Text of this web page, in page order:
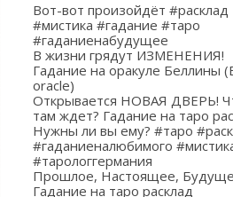
Вот-вот произойдёт #расклад
#мистика #гадание #таро
#гаданиенабудущее
В жизни грядут ИЗМЕНЕНИЯ!
Гадание на оракуле Беллины
oracle)
Открывается НОВАЯ ДВЕРЬ!
там ждет? Гадание на таро
Нужны ли вы ему? #таро
#гаданиеналюбимого
#тарологгермания
Прошлое, Настоящее,
Гадание на таро расклад